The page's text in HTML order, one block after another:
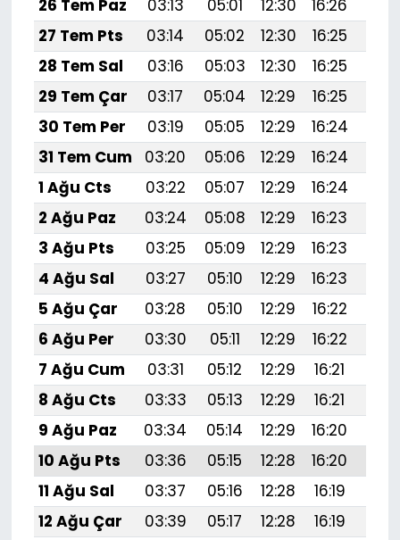
26 Tem Paz
03:13 05:01 12:30 16:26
27 Tem Pts
03:14 05:02 12:30 16:25
28 Tem Sal
03:16 05:03 12:30 16:25
29 Tem Çar
03:17 05:04 12:29 16:25
30 Tem Per
03:19 05:05 12:29 16:24
31 Tem Cum
03:20 05:06 12:29 16:24
1 Ağu Cts
03:22 05:07 12:29 16:24
2 Ağu Paz
03:24 05:08 12:29 16:23
3 Ağu Pts
03:25 05:09 12:29 16:23
4 Ağu Sal
03:27 05:10 12:29 16:23
5 Ağu Çar
03:28 05:10 12:29 16:22
6 Ağu Per
03:30 05:11 12:29 16:22
7 Ağu Cum
03:31 05:12 12:29 16:21
8 Ağu Cts
03:33 05:13 12:29 16:21
9 Ağu Paz
03:34 05:14 12:29 16:20
10 Ağu Pts
03:36 05:15 12:28 16:20
11 Ağu Sal
03:37 05:16 12:28 16:19
12 Ağu Çar
03:39 05:17 12:28 16:19